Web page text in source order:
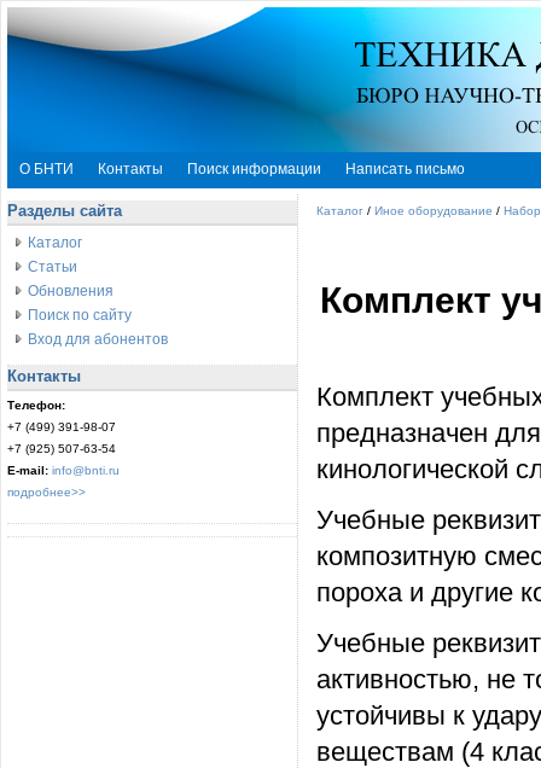
О БНТИ Контакты Поиск информации Написать письмо
Разделы сайта
Каталог
Статьи
Обновления
Поиск по сайту
Вход для абонентов
Контакты
Телефон:
+7 (499) 391-98-07
+7 (925) 507-63-54
E-mail: info@bnti.ru
подробнее>>
Каталог / Иное оборудование /
Комплект
Комплект
предназначен
кинологической
Учебные
композитную
пороха и другие
Учебные
активностью, не
устойчивы к
веществам (4